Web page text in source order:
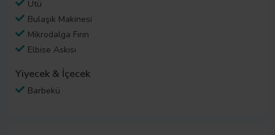
Ütü
Bulaşık Makinesi
Mikrodalga Fırın
Elbise Askısı
Yiyecek & İçecek
Barbekü